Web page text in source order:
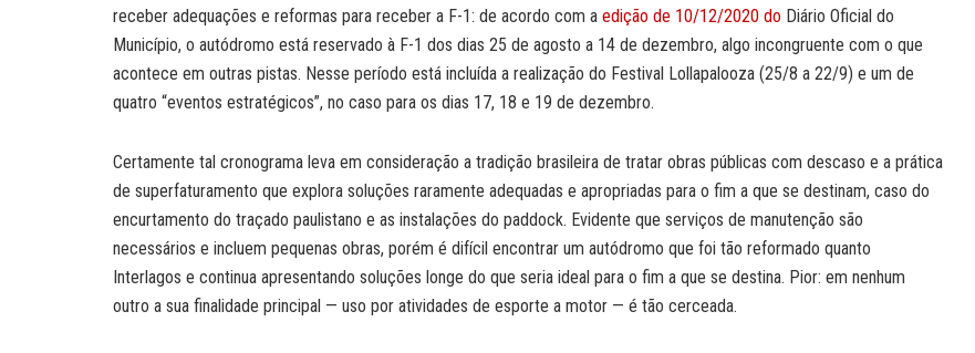
receber adequações e reformas para receber a F-1: de acordo com a edição de 10/12/2020 do Diário Oficial do
Município, o autódromo está reservado à F-1 dos dias 25 de agosto a 14 de dezembro, algo incongruente com o que
acontece em outras pistas. Nesse período está incluída a realização do Festival Lollapalooza (25/8 a 22/9) e um de
quatro “eventos estratégicos”, no caso para os dias 17, 18 e 19 de dezembro.
Certamente tal cronograma leva em consideração a tradição brasileira de tratar obras públicas com descaso e a prática
de superfaturamento que explora soluções raramente adequadas e apropriadas para o fim a que se destinam, caso do
encurtamento do traçado paulistano e as instalações do paddock. Evidente que serviços de manutenção são
necessários e incluem pequenas obras, porém é difícil encontrar um autódromo que foi tão reformado quanto
Interlagos e continua apresentando soluções longe do que seria ideal para o fim a que se destina. Pior: em nenhum
outro a sua finalidade principal — uso por atividades de esporte a motor — é tão cerceada.